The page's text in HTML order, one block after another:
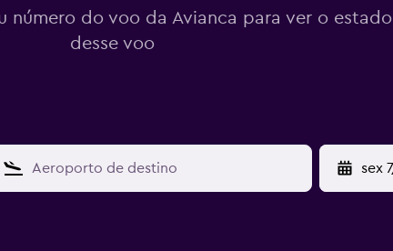
número do voo da Avianca para ver o estado
desse voo